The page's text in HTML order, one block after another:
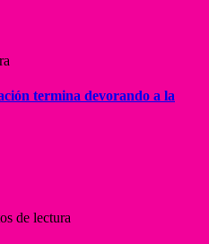
termina devorando a la
de lectura